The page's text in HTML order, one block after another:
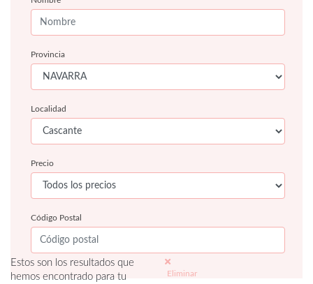
Provincia
Localidad
Precio
Código Postal
Estos son los resultados que
hemos encontrado para tu
Eliminar